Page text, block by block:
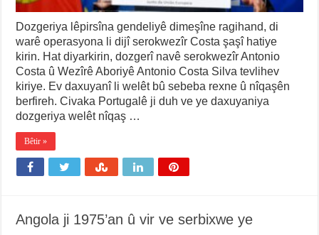
Dozgeriya lêpirsîna gendeliyê dimeşîne ragihand, di
warê operasyona li dijî serokwezîr Costa şaşî hatiye
kirin. Hat diyarkirin, dozgerî navê serokwezîr Antonio
Costa û Wezîrê Aboriyê Antonio Costa Silva tevlihev
kiriye. Ev daxuyanî li welêt bû sebeba rexne û nîqaşên
berfireh. Civaka Portugalê ji duh ve ye daxuyaniya
dozgeriya welêt nîqaş …
Bêtir »
Angola ji 1975’an û vir ve serbixwe ye